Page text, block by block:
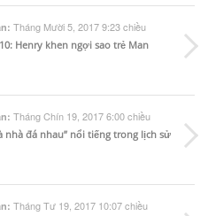
Tháng Mười 5, 2017 9:23 chiều
Henry khen ngợi sao trẻ Man
Tháng Chín 19, 2017 6:00 chiều
nhà đá nhau” nổi tiếng trong lịch sử
Tháng Tư 19, 2017 10:07 chiều